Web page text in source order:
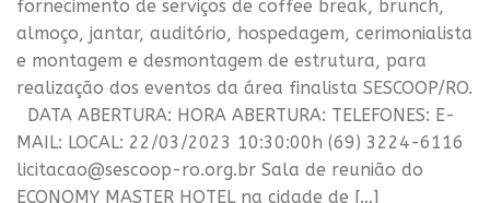
fornecimento de serviços de coffee break, brunch,
almoço, jantar, auditório, hospedagem, cerimonialista
e montagem e desmontagem de estrutura, para
realização dos eventos da área finalista SESCOOP/RO.
DATA ABERTURA: HORA ABERTURA: TELEFONES: E-
MAIL: LOCAL: 22/03/2023 10:30:00h (69) 3224-6116
licitacao@sescoop-ro.org.br Sala de reunião do
ECONOMY MASTER HOTEL na cidade de […]